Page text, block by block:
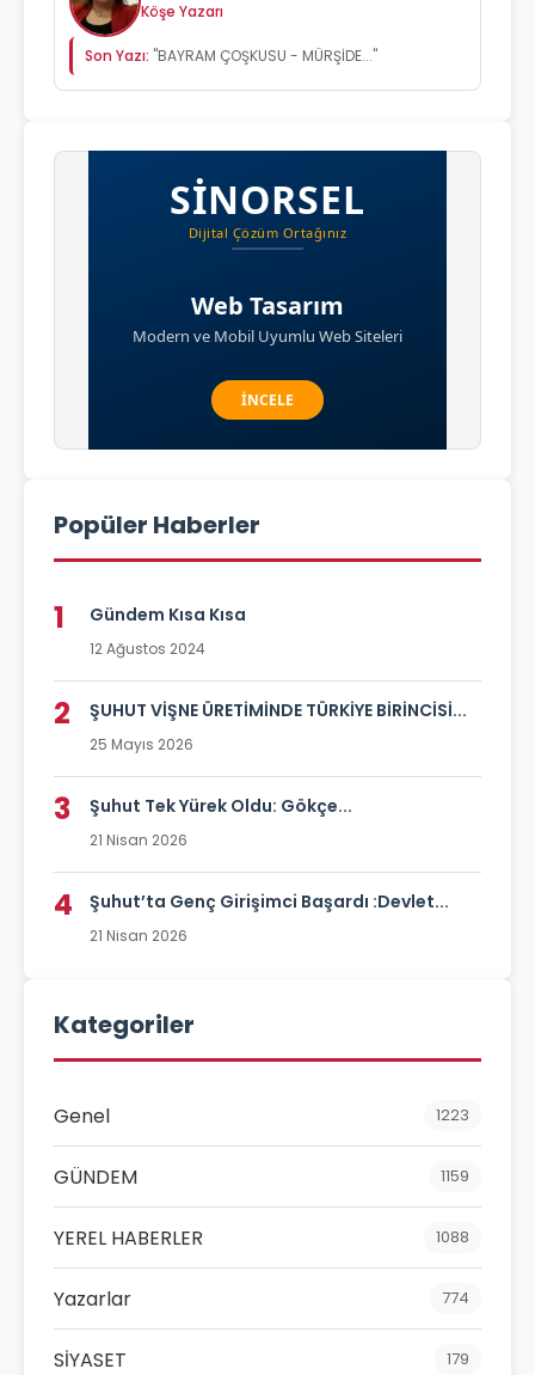
Köşe Yazarı
Son Yazı: "BAYRAM ÇOŞKUSU - MÜRŞİDE..."
Popüler Haberler
1 Gündem Kısa Kısa
12 Ağustos 2024
2 ŞUHUT VİŞNE ÜRETİMİNDE TÜRKİYE BİRİNCİSİ...
25 Mayıs 2026
3 Şuhut Tek Yürek Oldu: Gökçe...
21 Nisan 2026
4 Şuhut’ta Genç Girişimci Başardı :Devlet...
21 Nisan 2026
Kategoriler
Genel 1223
GÜNDEM 1159
YEREL HABERLER 1088
Yazarlar 774
SİYASET 179